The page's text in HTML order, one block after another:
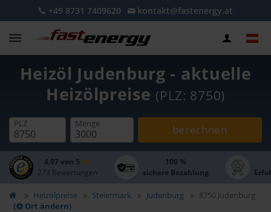
+49 8731 7409620 kontakt@fastenergy.at
Heizöl Judenburg - aktuelle
Heizölpreise (PLZ: 8750)
PLZ Menge berechnen
4,97 von 5
273 Bewertungen
100 %
sichere Bezahlung
Heizölpreise Steiermark Judenburg
8750 Judenburg
(
Ort ändern)